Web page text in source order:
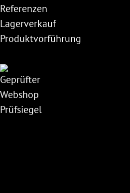
Referenzen
Lagerverkauf
Produktvorführung